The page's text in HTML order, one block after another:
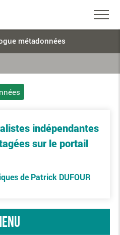
métadonnées
indépendantes
sur le portail
de Patrick DUFOUR